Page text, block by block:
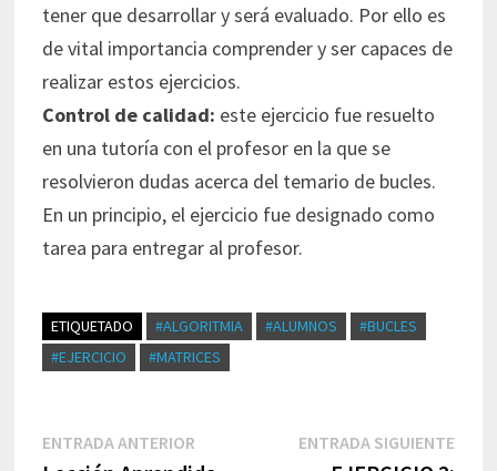
tener que desarrollar y será evaluado. Por ello es
de vital importancia comprender y ser capaces de
realizar estos ejercicios.
Control de calidad: este ejercicio fue resuelto
en una tutoría con el profesor en la que se
resolvieron dudas acerca del temario de bucles.
En un principio, el ejercicio fue designado como
tarea para entregar al profesor.
ETIQUETADO #ALGORITMIA #ALUMNOS
#BUCLES
#EJERCICIO
#MATRICES
Navegación
ENTRADA ANTERIOR ENTRADA SIGUIENTE